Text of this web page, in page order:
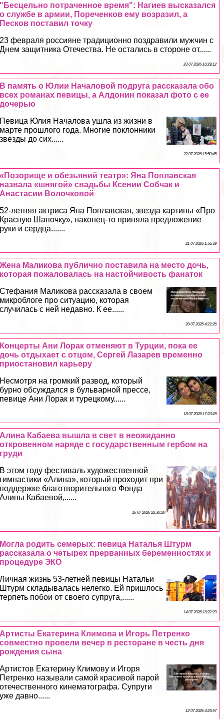
"Бесцельно потраченное время": Нагиев высказался
о службе в армии, Пореченков ему возразил, а
Песков поставил точку
23 февраля россияне традиционно поздравили мужчин с
Днем защитника Отечества. Не остались в стороне от......
23 07 2026 10:29:12
В память о Юлии Началовой подруга рассказала обо
всех романах певицы, а Алдонин показал фото с ее
дочерью
Певица Юлия Началова ушла из жизни в
марте прошлого года. Многие поклонники
звезды до сих......
22 07 2026 15:50:45
«Позорище и обезьяний театр»: Яна Поплавская
назвала «шнягой» свадьбы Ксении Собчак и
Анастасии Волочковой
52-летняя актриса Яна Поплавская, звезда картины «Про
Красную Шапочку», наконец-то приняла предложение
руки и сердца.......
21 07 2026 1:56:39
Жена Маликова публично поставила на место дочь,
которая пожаловалась на настойчивость фанаток
Стефания Маликова рассказала в своем
микроблоге про ситуацию, которая
случилась с ней недавно. К ее......
20 07 2026 4:22:26
Концерты Ани Лоpaк отменяют в Турции, пока ее
дочь отдыхает с отцом, Сергeй Лазарев временно
приостановил карьеру
Несмотря на громкий развод, который
бурно обсуждался в бульварной прессе,
певице Ани Лоpaк и турецкому......
18 07 2026 17:23:28
Алина Кабаева вышла в свет в неожиданно
откровенном наряде с государственным гербом на
гpyди
В этом году фестиваль художественной
гимнастики «Алина», который проходит при
поддержке благотворительного Фонда
Алины Кабаевой,......
16 07 2026 22:30:20
Могла родить семерых: певица Наталья Штурм
рассказала о четырех прерванных беременностях и
процедуре ЭКО
Личная жизнь 53-летней певицы Натальи
Штурм складывалась нелегко. Ей пришлось
терпеть побои от своего супруга,......
14 07 2026 18:22:29
Артисты Екатерина Климова и Игорь Петренко
совместно провели вечер в ресторане в честь дня
рождения сына
Артистов Екатерину Климову и Игоря
Петренко называли самой красивой парой
отечественного кинематографа. Супруги
уже давно......
12 07 2026 4:25:57